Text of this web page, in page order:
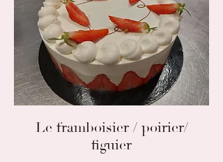
Le framboisier / poirier/
figuier